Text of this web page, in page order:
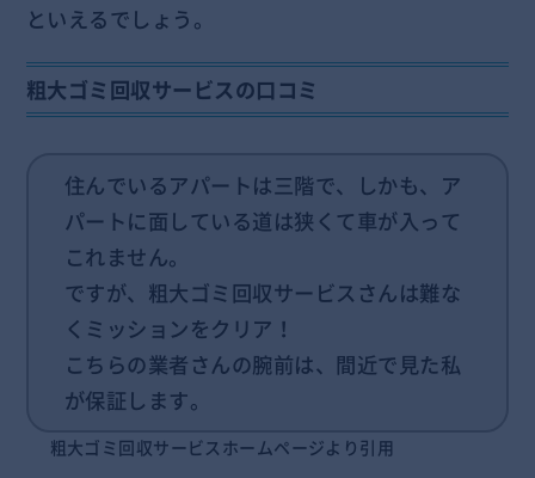
といえるでしょう。
粗大ゴミ回収サービスの口コミ
住んでいるアパートは三階で、しかも、ア
パートに面している道は狭くて車が入って
これません。
ですが、粗大ゴミ回収サービスさんは難な
くミッションをクリア！
こちらの業者さんの腕前は、間近で見た私
が保証します。
粗大ゴミ回収サービスホームページより引用